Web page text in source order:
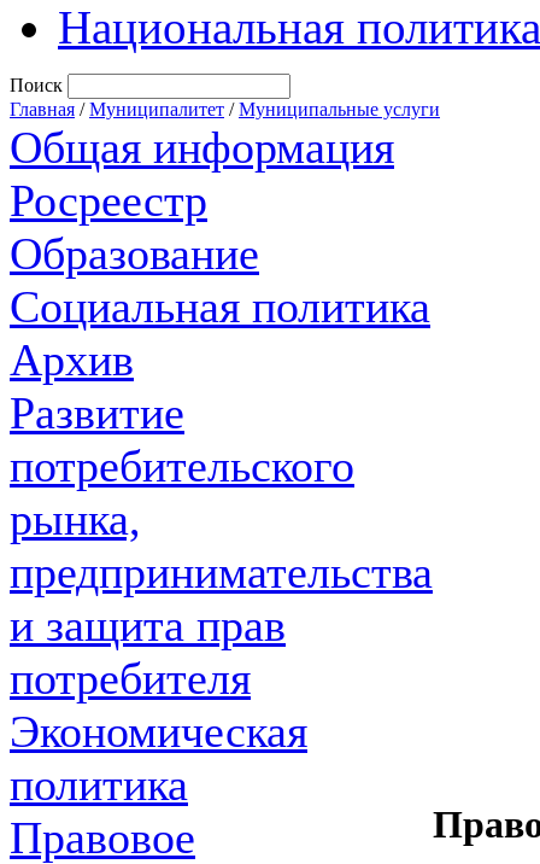
Национальная политика
Поиск
Главная /Муниципалитет /Муниципальные услуги
Общая информация
Росреестр
Образование
Социальная политика
Архив
Развитие
потребительского
рынка,
предпринимательства
и защита прав
потребителя
Экономическая
политика
Правовое